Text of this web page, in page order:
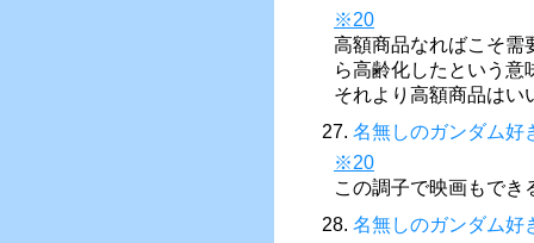
※20
高額商品なればこそ需
ら高齢化したという意
それより高額商品はい
27. 名無しのガンダム好
※20
この調子で映画もでき
28. 名無しのガンダム好